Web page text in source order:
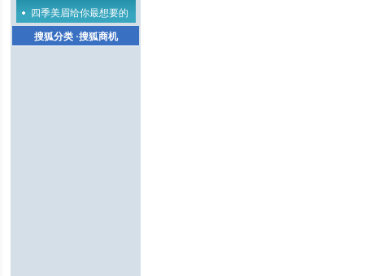
四季美眉给你最想要的
搜狐分类·搜狐商机